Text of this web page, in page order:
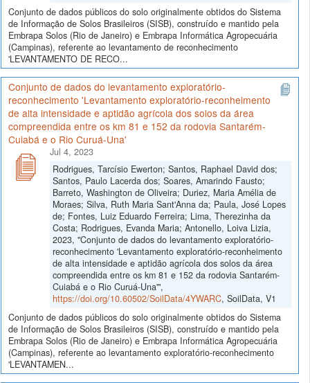
Conjunto de dados públicos do solo originalmente obtidos do Sistema
de Informação de Solos Brasileiros (SISB), construído e mantido pela
Embrapa Solos (Rio de Janeiro) e Embrapa Informática Agropecuária
(Campinas), referente ao levantamento de reconhecimento
'LEVANTAMENTO DE RECO...
Conjunto de dados do levantamento exploratório-
reconhecimento 'Levantamento exploratório-reconheimento
de alta intensidade e aptidão agrícola dos solos da área
compreendida entre os km 81 e 152 da rodovia Santarém-
Cuiabá e o Rio Curuá-Una'
Jul 4, 2023
Rodrigues, Tarcísio Ewerton; Santos, Raphael David dos;
Santos, Paulo Lacerda dos; Soares, Amarindo Fausto;
Barreto, Washington de Oliveira; Duriez, Maria Amélia de
Moraes; Silva, Ruth Maria Sant'Anna da; Paula, José Lopes
de; Fontes, Luiz Eduardo Ferreira; Lima, Therezinha da
Costa; Rodrigues, Evanda Maria; Antonello, Loiva Lizia,
2023, "Conjunto de dados do levantamento exploratório-
reconhecimento 'Levantamento exploratório-reconheimento
de alta intensidade e aptidão agrícola dos solos da área
compreendida entre os km 81 e 152 da rodovia Santarém-
Cuiabá e o Rio Curuá-Una'",
https://doi.org/10.60502/SoilData/4YWARC, SoilData, V1
Conjunto de dados públicos do solo originalmente obtidos do Sistema
de Informação de Solos Brasileiros (SISB), construído e mantido pela
Embrapa Solos (Rio de Janeiro) e Embrapa Informática Agropecuária
(Campinas), referente ao levantamento exploratório-reconhecimento
'LEVANTAMEN...